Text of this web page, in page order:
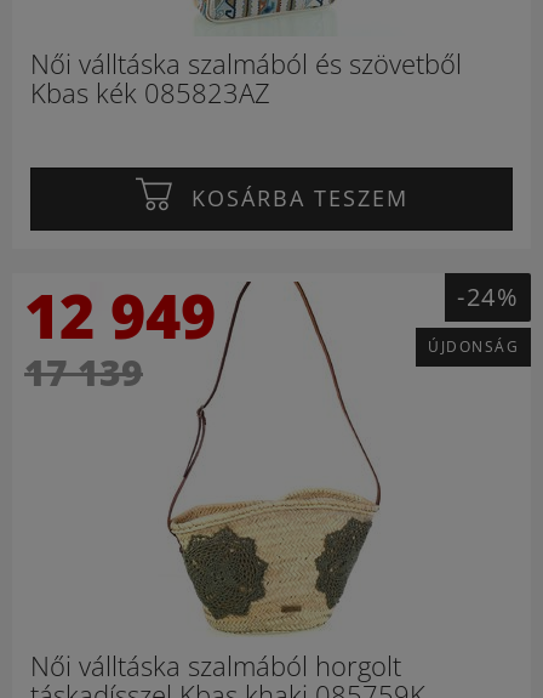
Női válltáska szalmából és szövetből
Kbas kék 085823AZ
KOSÁRBA TESZEM
12 949
17 139
-24%
ÚJDONSÁG
Női válltáska szalmából horgolt